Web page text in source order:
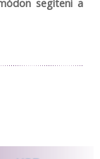
segíteni a